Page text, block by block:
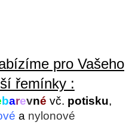
pro Vašeho
řemínky :
barevné vč. potisku,
a nylonové